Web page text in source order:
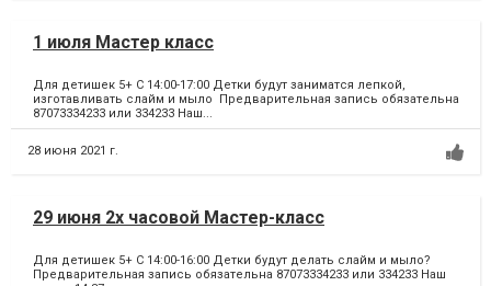
1 июля Мастер класс
Для детишек 5+ С 14:00-17:00 Детки будут заниматся лепкой,
изготавливать слайм и мыло Предварительная запись обязательна
87073334233 или 334233 Наш...
28 июня 2021 г.
29 июня 2х часовой Мастер-класс
Для детишек 5+ С 14:00-16:00 Детки будут делать слайм и мыло?
Предварительная запись обязательна 87073334233 или 334233 Наш